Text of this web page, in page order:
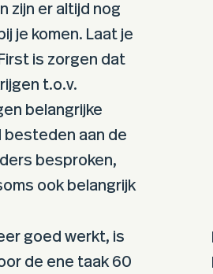
zijn er altijd nog
je komen. Laat je
is zorgen dat
t.o.v.
belangrijke
besteden aan de
besproken,
ook belangrijk
goed werkt, is
de ene taak 60